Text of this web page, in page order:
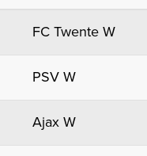
FC Twente W
PSV W
Ajax W